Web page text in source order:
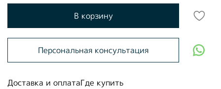
В корзину
Персональная консультация
Доставка и оплатаГде купить